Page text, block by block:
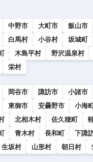
中野市 大町市 飯山市
白馬村 小谷村 坂城町
木島平村 野沢温泉村
栄村
岡谷市 諏訪市 小諸市
東御市 安曇野市 小海
北相木村 佐久穂町
青木村 長和町 下諏
生坂村 山形村 朝日村